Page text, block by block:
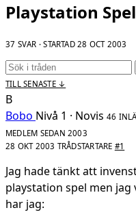
Playstation
37 SVAR · STARTAD28 OCT 2003
TILL SENASTE ↓
B
Bobo Nivå 1 · Novis 46
MEDLEM SEDAN 2003
28 OKT 2003 TRÅDSTARTARE #1
Jag hade tänkt att
playstation spel men jag
har jag: